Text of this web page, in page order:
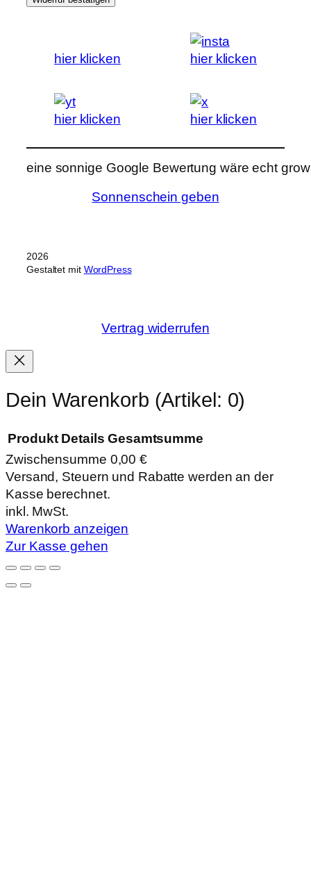
hier klicken hier klicken
hier klicken hier klicken
eine sonnige Google Bewertung wäre echt
Sonnenschein geben
2026
Gestaltet mit WordPress
Vertrag widerrufen
Dein Warenkorb (Artikel: 0)
Produkte
im
Warenkorb
Produkt Details Gesamtsumme
Zwischensumme 0,00 €
Versand, Steuern und Rabatte werden an der
Kasse berechnet.
inkl. MwSt.
Warenkorb anzeigen
Zur Kasse gehen